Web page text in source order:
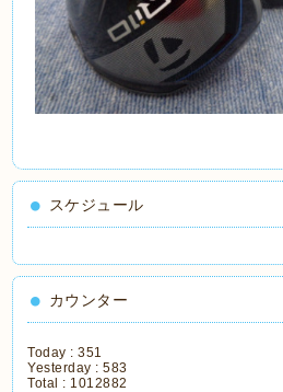
スケジュール
カウンター
Today :351
Yesterday :583
Total : 1012882